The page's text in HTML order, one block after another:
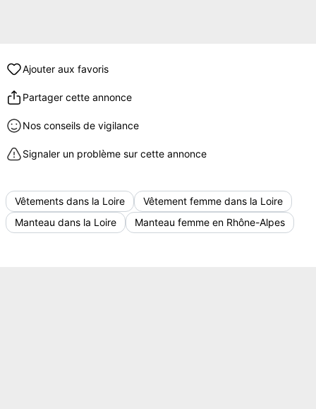
Ajouter aux favoris
Partager cette annonce
Nos conseils de vigilance
Signaler un problème sur cette annonce
Vêtements dans la Loire
Vêtement femme dans la Loire
Manteau dans la Loire
Manteau femme en Rhône-Alpes